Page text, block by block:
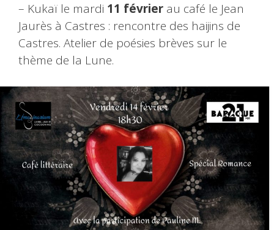
– Kukaï le mardi 11 février au café le Jean
Jaurès à Castres : rencontre des haijins de
Castres. Atelier de poésies brèves sur le
thème de la Lune.